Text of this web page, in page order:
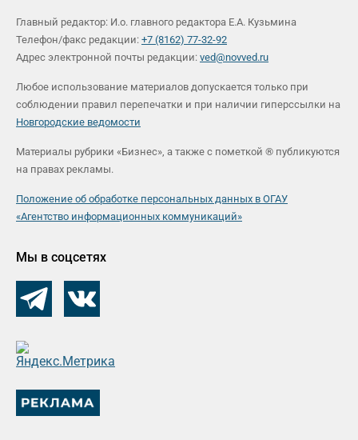
Главный редактор: И.о. главного редактора Е.А. Кузьмина
Телефон/факс редакции: +7 (8162) 77-32-92
Адрес электронной почты редакции: ved@novved.ru
Любое использование материалов допускается только при
соблюдении правил перепечатки и при наличии гиперссылки на
Новгородские ведомости
Материалы рубрики «Бизнес», а также с пометкой ® публикуются
на правах рекламы.
Положение об обработке персональных данных в ОГАУ
«Агентство информационных коммуникаций»
Мы в соцсетях